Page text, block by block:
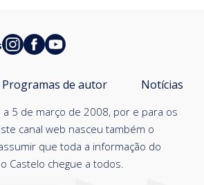
a 5 de março de 2008, por e para os
canal web nasceu também o
que toda a informação do
Castelo chegue a todos.
Programas de autor Notícias